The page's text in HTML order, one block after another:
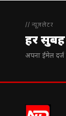
// न्यूज़लेटर
हर
अपना ईमेल